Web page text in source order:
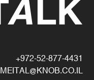
972-52-877-4431+
MEITAL@KNOB.CO.IL